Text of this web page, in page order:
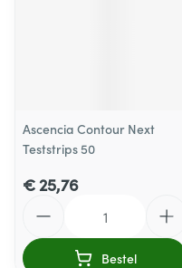
Ascencia Contour Next
Teststrips 50
€ 25,76
Bestel